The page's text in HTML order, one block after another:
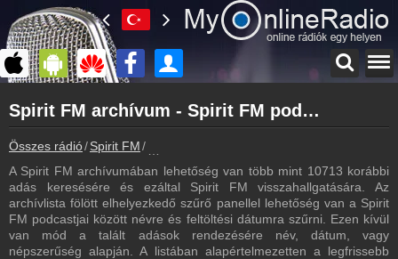
myonlineradio.hu
Spirit FM
Vissza a Spirit FM oldalára
Bejelentkezés
Hozz létre saját fiókot!
Műsorújság
Spirit FM műsorai
Spirit FM archívum - Spirit FM podcasts - Spirit FM visszahallgatás
Összes rádió Spirit FM
A Spirit FM archívumában lehetőség van több mint 10713 korábbi
adás keresésére és ezáltal Spirit FM visszahallgatására. Az
archívlista fölött elhelyezkedő szűrő panellel lehetőség van a Spirit
FM podcastjai között névre és feltöltési dátumra szűrni. Ezen kívül
van mód a talált adások rendezésére név, dátum, vagy
népszerűség alapján. A listában alapértelmezetten a legfrissebb